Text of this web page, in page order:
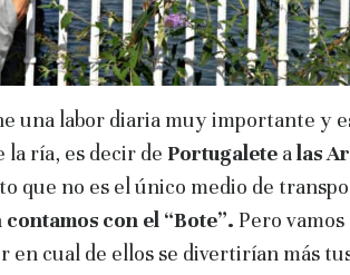
una labor diaria muy importante y
la ría, es decir de Portugalete alas
que no es el único medio de
contamos con el “Bote”. Pero
en cual de ellos se divertirían más